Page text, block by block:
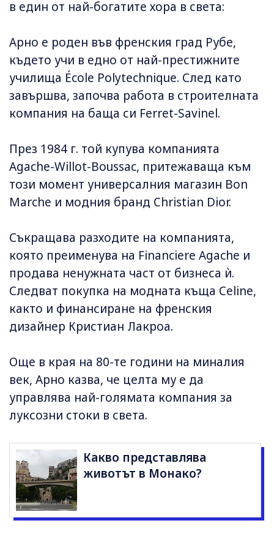
в един от най-богатите хора в света:
Арно е роден във френския град Рубе,
където учи в едно от най-престижните
училища École Polytechnique. След като
завършва, започва работа в строителната
компания на баща си Ferret-Savinel.
През 1984 г. той купува компанията
Agache-Willot-Boussac, притежаваща към
този момент универсалния магазин Bon
Marche и модния бранд Christian Dior.
Съкращава разходите на компанията,
която преименува на Financiere Agache и
продава ненужната част от бизнеса ѝ.
Следват покупка на модната къща Celine,
както и финансиране на френския
дизайнер Кристиан Лакроа.
Още в края на 80-те години на миналия
век, Арно казва, че целта му е да
управлява най-голямата компания за
луксозни стоки в света.
Какво представлява
животът в Монако?